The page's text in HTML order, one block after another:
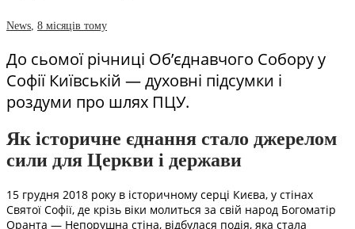
News 8 місяців тому
До сьомої річниці Об’єднавчого Собору у
Софії Київській — духовні підсумки і
роздуми про шлях ПЦУ.
Як історичне єднання стало джерелом
сили для Церкви і держави
15 грудня 2018 року в історичному серці Києва, у стінах
Святої Софії, де крізь віки молиться за свій народ Богоматір
Оранта — Непорушна стіна, відбулася подія, яка стала